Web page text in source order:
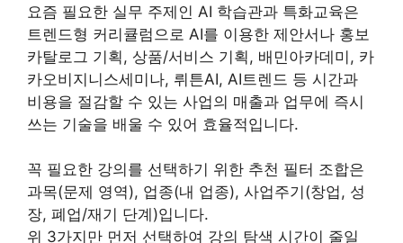
요즘 필요한 실무 주제인 AI 학습관과 특화교육은
트렌드형 커리큘럼으로 AI를 이용한 제안서나 홍보
카탈로그 기획, 상품/서비스 기획, 배민아카데미, 카
카오비지니스세미나, 뤼튼AI, AI트렌드 등 시간과
비용을 절감할 수 있는 사업의 매출과 업무에 즉시
쓰는 기술을 배울 수 있어 효율적입니다.
꼭 필요한 강의를 선택하기 위한 추천 필터 조합은
과목(문제 영역), 업종(내 업종), 사업주기(창업, 성
장, 폐업/재기 단계)입니다.
위 3가지만 먼저 선택하여 강의 탐색 시간이 줄일